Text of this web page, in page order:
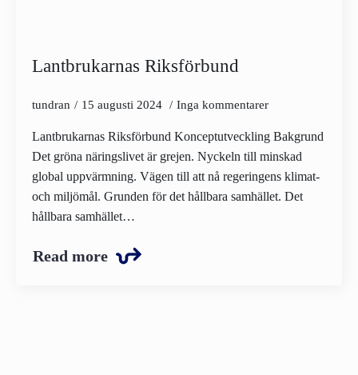
Lantbrukarnas Riksförbund
tundran 15 augusti 2024 Inga kommentarer
Lantbrukarnas Riksförbund Konceptutveckling Bakgrund
Det gröna näringslivet är grejen. Nyckeln till minskad
global uppvärmning. Vägen till att nå regeringens klimat-
och miljömål. Grunden för det hållbara samhället. Det
hållbara samhället…
Read more